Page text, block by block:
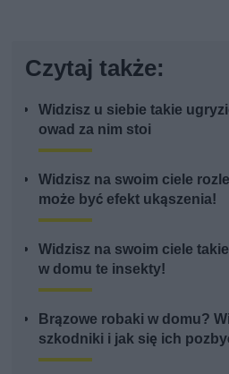
Czytaj także:
Widzisz u siebie takie
owad za nim stoi
Widzisz na swoim ciele
może być efekt ukąszenia!
Widzisz na swoim ciele
w domu te insekty!
Brązowe robaki w domu?
szkodniki i jak się ich